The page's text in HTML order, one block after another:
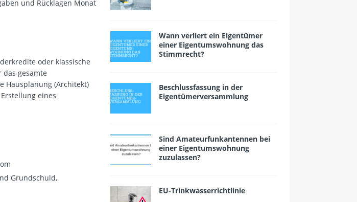
und Rücklagen Monat
oder klassische
gesamte
Hausplanung (Architekt)
eines
Grundschuld,
Wann verliert ein Eigen­tümer
einer Eigentumswohnung das
Stimmrecht?
Beschlussfassung in der
Eigentümerversammlung
Sind Amateurfunkantennen bei
einer Eigentumswohnung
zuzulassen?
EU-Trinkwasserrichtlinie